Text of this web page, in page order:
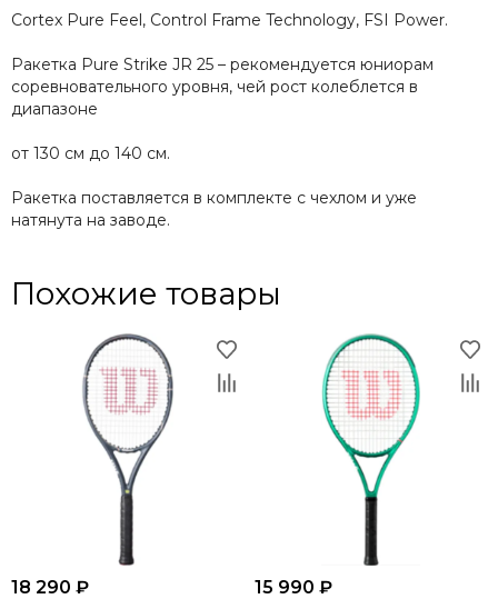
Cortex Pure Feel, Control Frame Technology, FSI Power.
Ракетка Pure Strike JR 25 – рекомендуется юниорам
соревновательного уровня, чей рост колеблется в
диапазоне
от 130 см до 140 см.
Ракетка поставляется в комплекте с чехлом и уже
натянута на заводе.
Похожие товары
18 290 ₽ 15 990 ₽